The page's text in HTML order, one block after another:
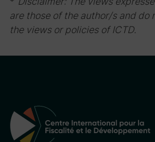
are those of the author/s and do
the views or policies of ICTD.